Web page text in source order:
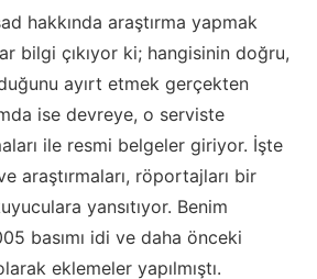
hakkında araştırma yapmak
bilgi çıkıyor ki; hangisinin doğru,
ayırt etmek gerçekten
ise devreye, o serviste
ile resmi belgeler giriyor. İşte
araştırmaları, röportajları bir
yansıtıyor. Benim
basımı idi ve daha önceki
eklemeler yapılmıştı.